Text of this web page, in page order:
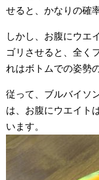
せると、かなりの確
しかし、お腹にウエ
ゴリさせると、全く
れはボトムでの姿勢
従って、ブルバイソ
は、お腹にウエイト
います。